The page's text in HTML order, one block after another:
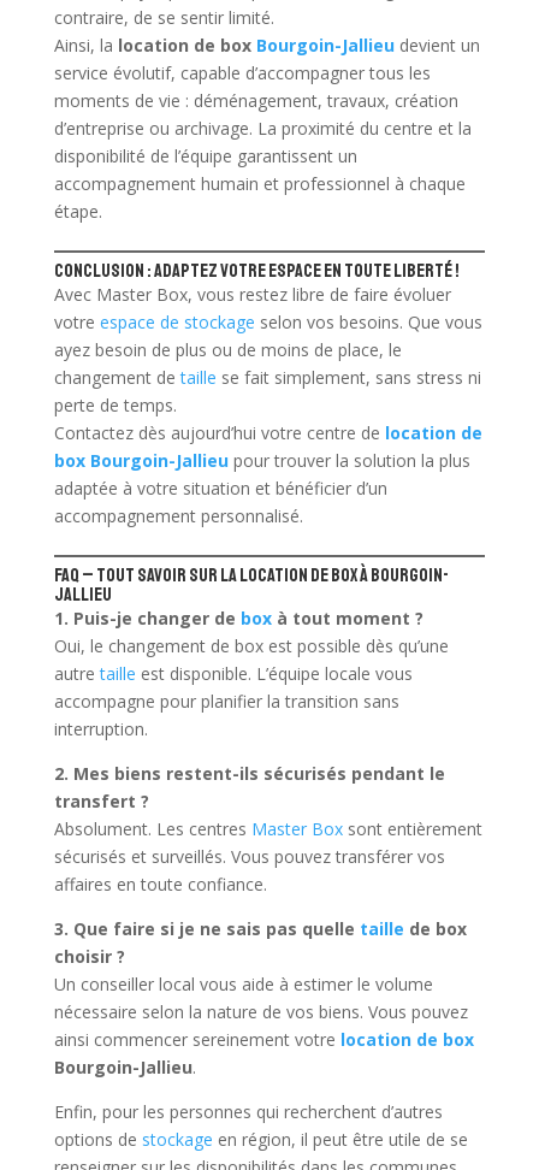
contraire, de se sentir limité.
Ainsi, la location de box Bourgoin-Jallieudevient un
service évolutif, capable d’accompagner tous les
moments de vie : déménagement, travaux, création
d’entreprise ou archivage. La proximité du centre et la
disponibilité de l’équipe garantissent un
accompagnement humain et professionnel à chaque
étape.
Conclusion : adaptez votre espace en toute liberté !
Avec Master Box, vous restez libre de faire évoluer
votre espace de stockage selon vos besoins. Que vous
ayez besoin de plus ou de moins de place, le
changement detaille se fait simplement, sans stress ni
perte de temps.
Contactez dès aujourd’hui votre centre de location de
box Bourgoin-Jallieupour trouver la solution la plus
adaptée à votre situation et bénéficier d’un
accompagnement personnalisé.
FAQ – Tout savoir sur la location de box à Bourgoin-
Jallieu
1. Puis-je changer de boxà tout moment ?
Oui, le changement de box est possible dès qu’une
autretaille est disponible. L’équipe locale vous
accompagne pour planifier la transition sans
interruption.
2. Mes biens restent-ils sécurisés pendant le
transfert ?
Absolument. Les centres Master Boxsont entièrement
sécurisés et surveillés. Vous pouvez transférer vos
affaires en toute confiance.
3. Que faire si je ne sais pas quelle taille de box
choisir ?
Un conseiller local vous aide à estimer le volume
nécessaire selon la nature de vos biens. Vous pouvez
ainsi commencer sereinement votre location de box
Bourgoin-Jallieu.
Enfin, pour les personnes qui recherchent d’autres
options de stockage en région, il peut être utile de se